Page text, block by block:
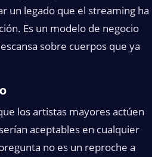
un legado que el streaming ha
Es un modelo de negocio
sobre cuerpos que ya
los artistas mayores actúen
aceptables en cualquier
no es un reproche a